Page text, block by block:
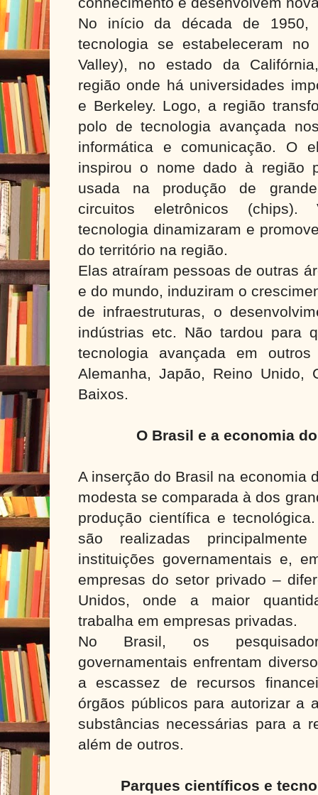
No início da década de 1950,
tecnologia se estabeleceram
Valley), no estado da
região onde há universidades
e Berkeley. Logo, a região
polo de tecnologia avançada
informática e comunicação. O
inspirou o nome dado à região
usada na produção de
circuitos eletrônicos (chips).
tecnologia dinamizaram e
do território na região.
Elas atraíram pessoas de outras
e do mundo, induziram o
de infraestruturas, o
indústrias etc. Não tardou para
tecnologia avançada em
Alemanha, Japão, Reino Unido,
Baixos.
O Brasil e a economia
A inserção do Brasil na economia
modesta se comparada à dos
produção científica e
são realizadas
instituições governamentais e,
empresas do setor privado –
Unidos, onde a maior
trabalha em empresas privadas.
No Brasil, os
governamentais enfrentam
a escassez de recursos
órgãos públicos para autorizar a
substâncias necessárias para a
além de outros.
Parques científicos e